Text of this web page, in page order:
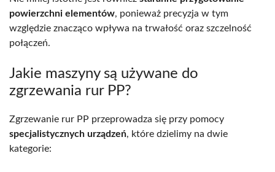
powierzchni elementów, ponieważ precyzja w tym
względzie znacząco wpływa na trwałość oraz szczelność
połączeń.
Jakie maszyny są używane do
zgrzewania rur PP?
Zgrzewanie rur PP przeprowadza się przy pomocy
specjalistycznych urządzeń, które dzielimy na dwie
kategorie: